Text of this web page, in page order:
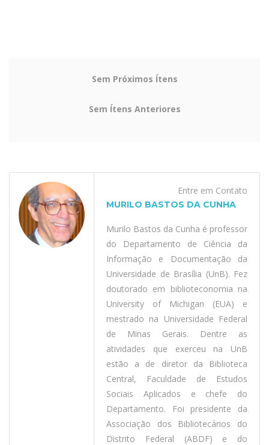
Sem Próximos Ítens
Sem Ítens Anteriores
Entre em Contato
MURILO BASTOS DA CUNHA
Murilo Bastos da Cunha é professor
do Departamento de Ciência da
Informação e Documentação da
Universidade de Brasília (UnB). Fez
doutorado em biblioteconomia na
University of Michigan (EUA) e
mestrado na Universidade Federal
de Minas Gerais. Dentre as
atividades que exerceu na UnB
estão a de diretor da Biblioteca
Central, Faculdade de Estudos
Sociais Aplicados e chefe do
Departamento. Foi presidente da
Associação dos Bibliotecários do
Distrito Federal (ABDF) e do